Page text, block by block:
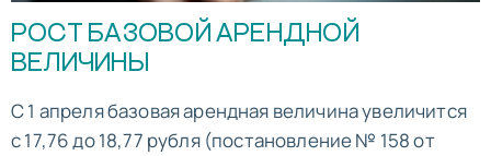
РОСТ БАЗОВОЙ АРЕНДНОЙ
ВЕЛИЧИНЫ
С 1 апреля базовая арендная величина увеличится
с 17,76 до 18,77 рубля (постановление № 158 от